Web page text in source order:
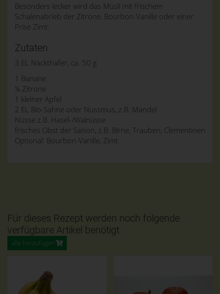
Besonders lecker wird das Müsli mit frischem
Schalenabrieb der Zitrone, Bourbon-Vanille oder einer
Prise Zimt.
Zutaten
3 EL Nackthafer, ca. 50 g
1 Banane
¼ Zitrone
1 kleiner Apfel
2 EL Bio-Sahne oder Nussmus, z.B. Mandel
Nüsse z.B. Hasel-/Walnüsse
frisches Obst der Saison, z.B. Birne, Trauben, Clementinen
Optional: Bourbon-Vanille, Zimt
Für dieses Rezept werden noch folgende
verfügbare Artikel benötigt
alle hinzufügen